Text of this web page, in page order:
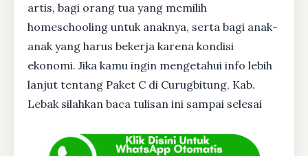
artis, bagi orang tua yang memilih
homeschooling untuk anaknya, serta bagi anak-
anak yang harus bekerja karena kondisi
ekonomi. Jika kamu ingin mengetahui info lebih
lanjut tentang Paket C di Curugbitung, Kab.
Lebak silahkan baca tulisan ini sampai selesai